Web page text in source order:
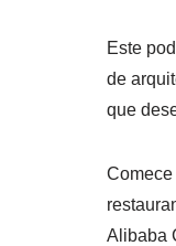
Este
de
que
Comece
Alibaba